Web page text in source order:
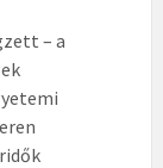
– a